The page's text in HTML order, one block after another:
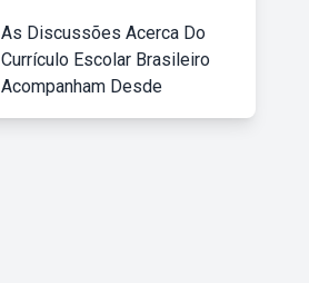
As Discussões Acerca Do
Currículo Escolar Brasileiro
Acompanham Desde